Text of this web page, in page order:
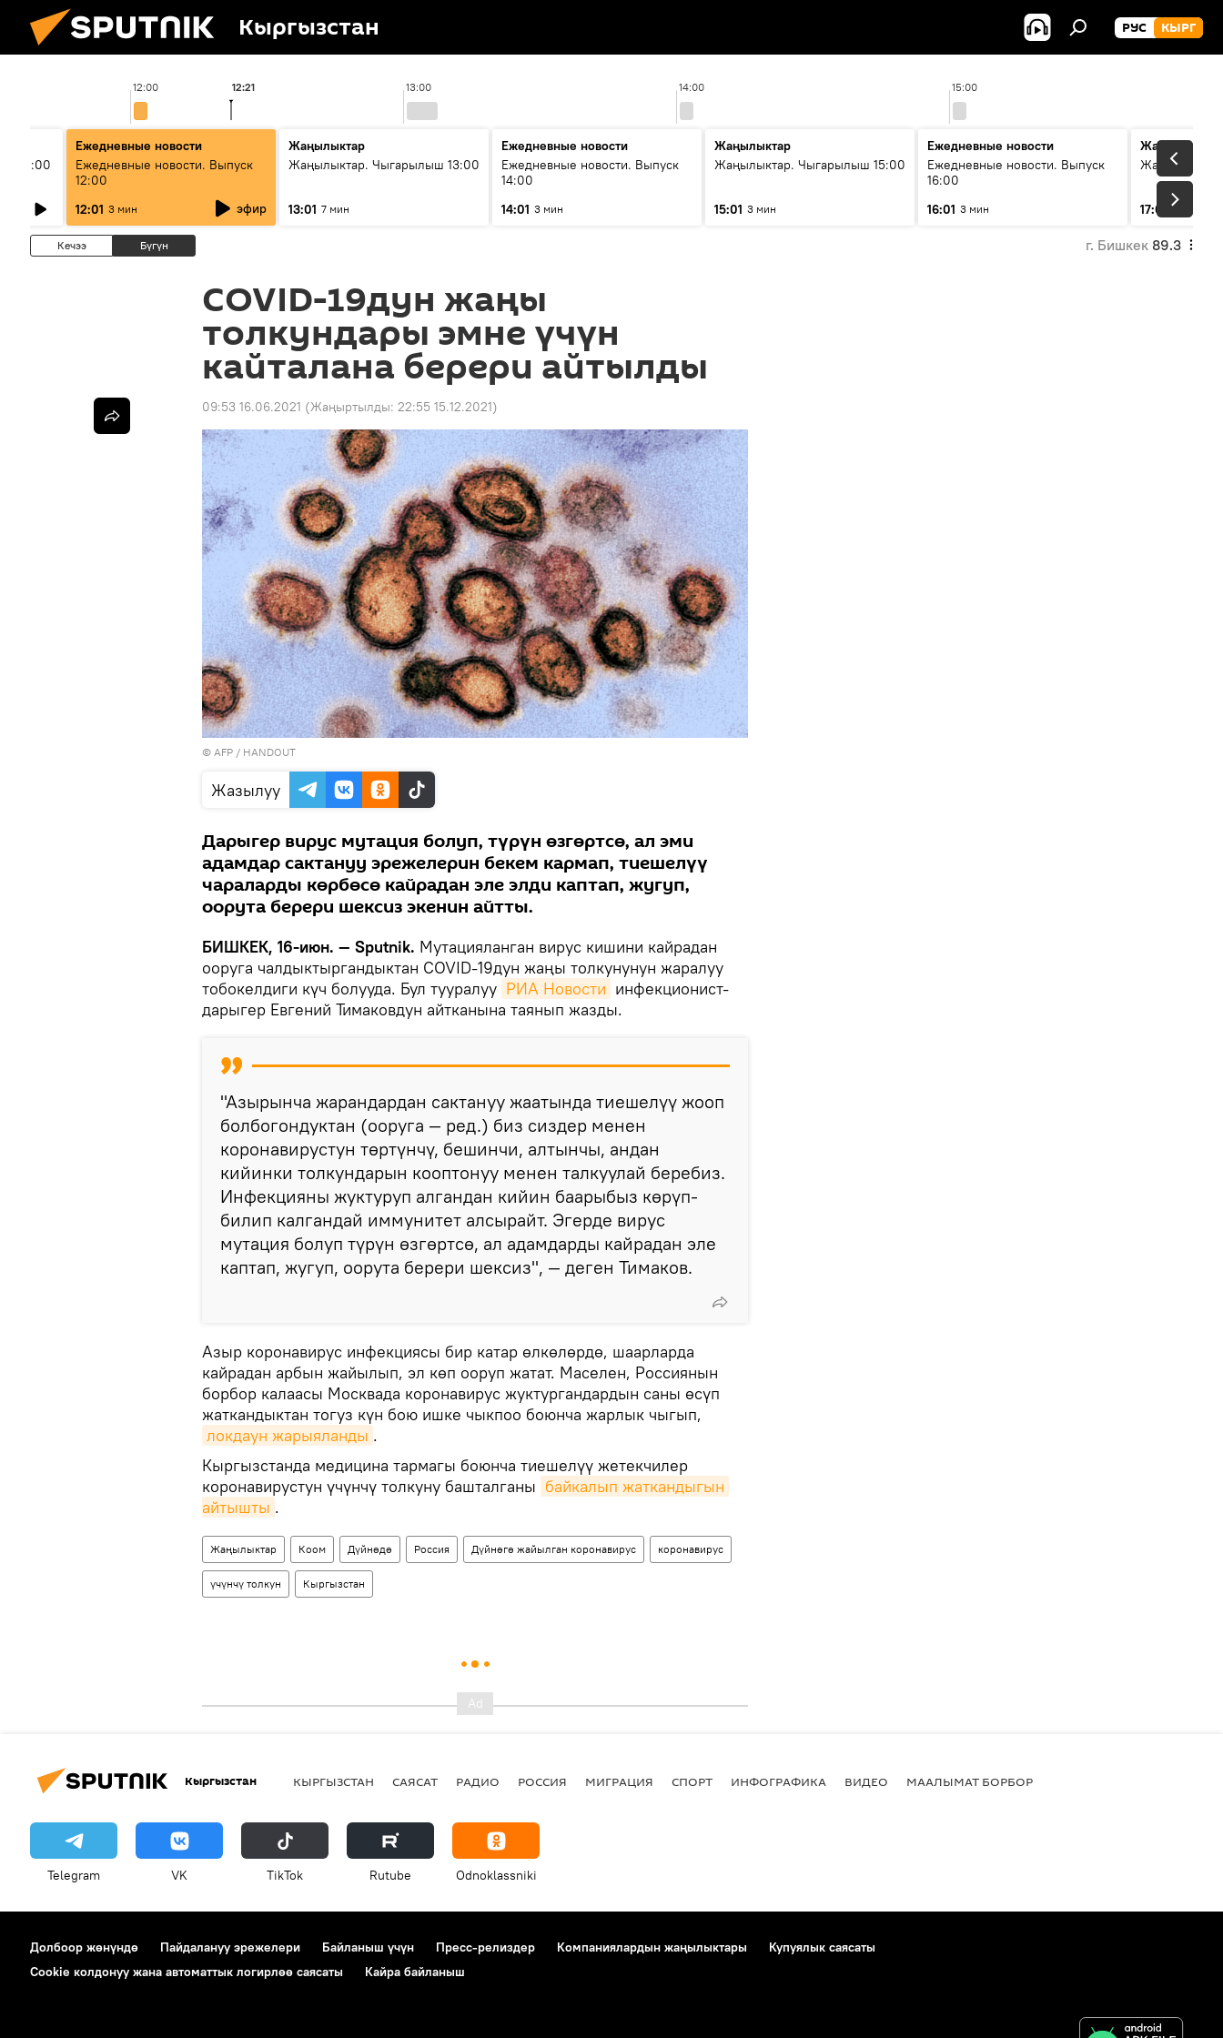
Кыргызстан РУС КЫРГ
12:00 13:00 14:00 15:00
12:21
11:00
Ежедневные новости
Ежедневные новости. Выпуск
12:00
12:01 3 мин эфир
Жаңылыктар
Жаңылыктар. Чыгарылыш 13:00
13:01 7 мин
Ежедневные новости
Ежедневные новости. Выпуск
14:00
14:01 3 мин
Жаңылыктар
Жаңылыктар. Чыгарылыш 15:00
15:01 3 мин
Ежедневные новости
Ежедневные новости. Выпуск
16:00
16:01 3 мин
Жаңылыктар
17:01 5 мин
Кечээ Бүгүн г. Бишкек 89.3
COVID-19дун жаңы
толкундары эмне үчүн
кайталана берери айтылды
09:53 16.06.2021 (Жаңыртылды: 22:55 15.12.2021)
© AFP / HANDOUT
Жазылуу
Дарыгер вирус мутация болуп, түрүн өзгөртсө, ал эми
адамдар сактануу эрежелерин бекем кармап, тиешелүү
чараларды көрбөсө кайрадан эле элди каптап, жугуп,
оорута берери шексиз экенин айтты.
БИШКЕК, 16-июн. — Sputnik. Мутацияланган вирус кишини кайрадан
ооруга чалдыктыргандыктан COVID-19дун жаңы толкунунун жаралуу
тобокелдиги күч болууда. Бул тууралуу РИА Новости инфекционист-
дарыгер Евгений Тимаковдун айтканына таянып жазды.
"Азырынча жарандардан сактануу жаатында тиешелүү жооп
болбогондуктан (ооруга — ред.) биз сиздер менен
коронавирустун төртүнчү, бешинчи, алтынчы, андан
кийинки толкундарын кооптонуу менен талкуулай беребиз.
Инфекцияны жуктуруп алгандан кийин баарыбыз көрүп-
билип калгандай иммунитет алсырайт. Эгерде вирус
мутация болуп түрүн өзгөртсө, ал адамдарды кайрадан эле
каптап, жугуп, оорута берери шексиз", — деген Тимаков.
Азыр коронавирус инфекциясы бир катар өлкөлөрдө, шаарларда
кайрадан арбын жайылып, эл көп ооруп жатат. Маселен, Россиянын
борбор калаасы Москвада коронавирус жуктургандардын саны өсүп
жаткандыктан тогуз күн бою ишке чыкпоо боюнча жарлык чыгып,
локдаун жарыяланды .
Кыргызстанда медицина тармагы боюнча тиешелүү жетекчилер
коронавирустун үчүнчү толкуну башталганы байкалып жаткандыгын
айтышты .
Жаңылыктар Коом Дүйнөдө Россия Дүйнөгө жайылган коронавирус коронавирус
үчүнчү толкун Кыргызстан
Кыргызстан КЫРГЫЗСТАН САЯСАТ РАДИО РОССИЯ МИГРАЦИЯ СПОРТ ИНФОГРАФИКА ВИДЕО МААЛЫМАТ БОРБОР
Telegram VK ТikТоk Rutube Odnoklassniki
Долбоор жөнүндө Пайдалануу эрежелери Байланыш үчүн Пресс-релиздер Компаниялардын жаңылыктары
Купуялык саясаты
Cookie колдонуу жана автоматтык логирлөө саясаты
Кайра байланыш